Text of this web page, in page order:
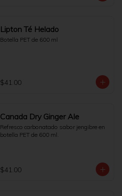
Lipton Té Helado
Botella PET de 600 ml
$41.00
Canada Dry Ginger Ale
Refresco carbonatado sabor jengibre en
botella PET de 600 ml.
$41.00